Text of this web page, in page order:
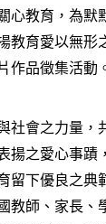
心教育，為默
教育愛以無形
作品徵集活動
社會之力量，
揚之愛心事蹟
留下優良之典
教師、家長、